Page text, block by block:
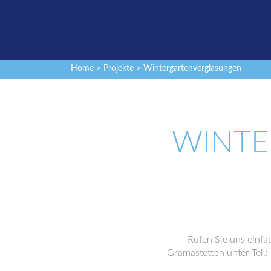
Home > Projekte > Wintergartenverglasungen
Rufen Sie uns
Gramastetten unter Tel.: